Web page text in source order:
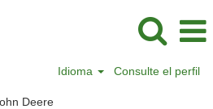
Idioma Consulte el perfil
Deere(página